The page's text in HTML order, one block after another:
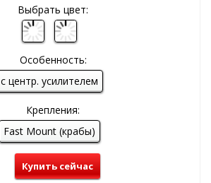
Выбрать цвет:
Особенность:
с центр. усилителем
Крепления:
Fast Mount (крабы)
Купить сейчас